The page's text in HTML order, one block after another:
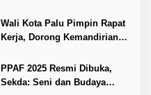
Wali Kota Palu Pimpin Rapat
Kerja, Dorong Kemandirian
PPAF 2025 Resmi Dibuka,
Sekda: Seni dan Budaya